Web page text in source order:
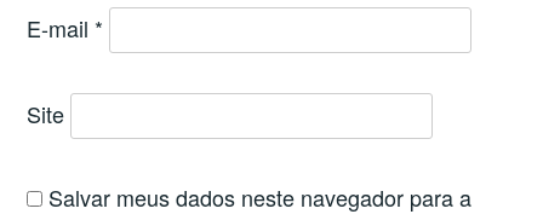
E-mail *
Site
Salvar meus dados neste navegador para a